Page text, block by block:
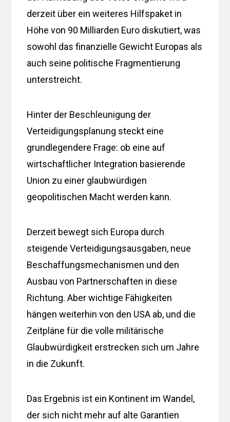
derzeit über ein weiteres Hilfspaket in
Höhe von 90 Milliarden Euro diskutiert, was
sowohl das finanzielle Gewicht Europas als
auch seine politische Fragmentierung
unterstreicht.
Hinter der Beschleunigung der
Verteidigungsplanung steckt eine
grundlegendere Frage: ob eine auf
wirtschaftlicher Integration basierende
Union zu einer glaubwürdigen
geopolitischen Macht werden kann.
Derzeit bewegt sich Europa durch
steigende Verteidigungsausgaben, neue
Beschaffungsmechanismen und den
Ausbau von Partnerschaften in diese
Richtung. Aber wichtige Fähigkeiten
hängen weiterhin von den USA ab, und die
Zeitpläne für die volle militärische
Glaubwürdigkeit erstrecken sich um Jahre
in die Zukunft.
Das Ergebnis ist ein Kontinent im Wandel,
der sich nicht mehr auf alte Garantien